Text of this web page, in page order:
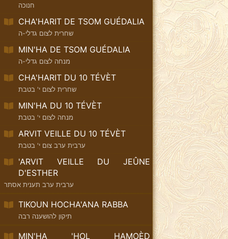
חנוכה
CHA'HARIT DE TSOM GUÉDALIA
שחרית לצום גדלי-ה
MIN'HA DE TSOM GUÉDALIA
מנחה לצום גדלי-ה
CHA'HARIT DU 10 TÉVÈT
שחרית לצום י' בטבת
MIN'HA DU 10 TÉVÈT
מנחה לצום י' בטבת
ARVIT VEILLE DU 10 TÉVÈT
ערבית ערב צום י' בטבת
'ARVIT VEILLE DU JEÛNE
D'ESTHER
ערבית ערב תענית אסתר
TIKOUN HOCHA'ANA RABBA
תיקון להושענה רבה
MIN'HA 'HOL HAMOÈD